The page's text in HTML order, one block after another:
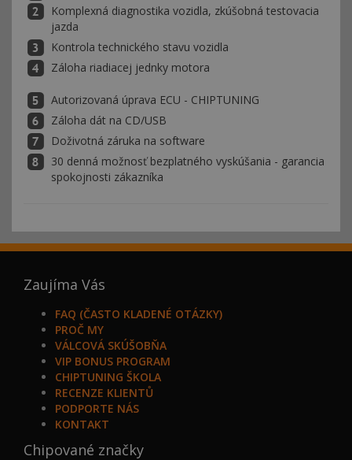
Komplexná diagnostika vozidla, zkúšobná testovacia
jazda
Kontrola technického stavu vozidla
Záloha riadiacej jednky motora
Autorizovaná úprava ECU - CHIPTUNING
Záloha dát na CD/USB
Doživotná záruka na software
30 denná možnosť bezplatného vyskúšania - garancia
spokojnosti zákazníka
Zaujíma Vás
FAQ (ČASTO KLADENÉ OTÁZKY)
PROČ MY
VÁLCOVÁ SKÚŠOBŇA
VIP BONUS PROGRAM
CHIPTUNING ŠKOLA
RECENZE KLIENTŮ
PODPORTE NÁS
KONTAKT
Chipované značky